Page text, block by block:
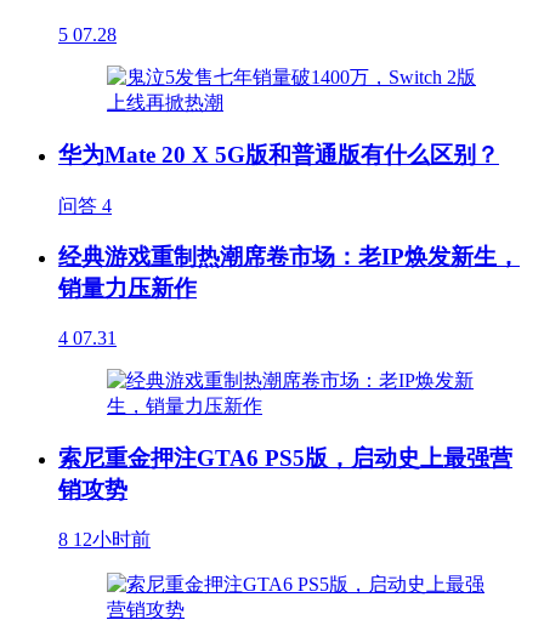
5 07.28
华为Mate 20 X 5G版和普通版有什么区别？
问答 4
经典游戏重制热潮席卷市场：老IP焕发新生，
销量力压新作
4 07.31
索尼重金押注GTA6 PS5版，启动史上最强营
销攻势
8 12小时前